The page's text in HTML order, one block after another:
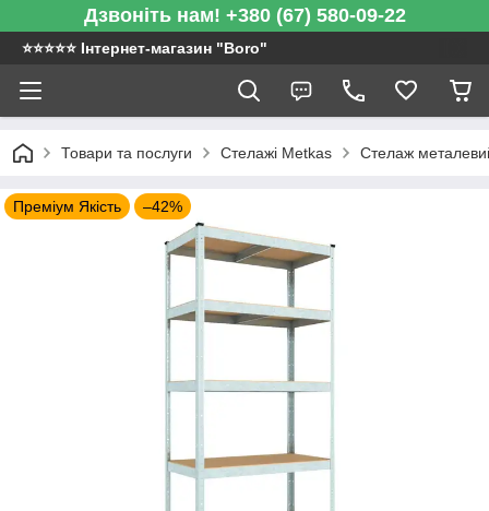
Дзвоніть нам! +380 (67) 580-09-22
⭐️⭐️⭐️⭐️⭐️ Інтернет-магазин "Boro"
Товари та послуги Стелажі Metkas Стелаж
Преміум Якість –42%